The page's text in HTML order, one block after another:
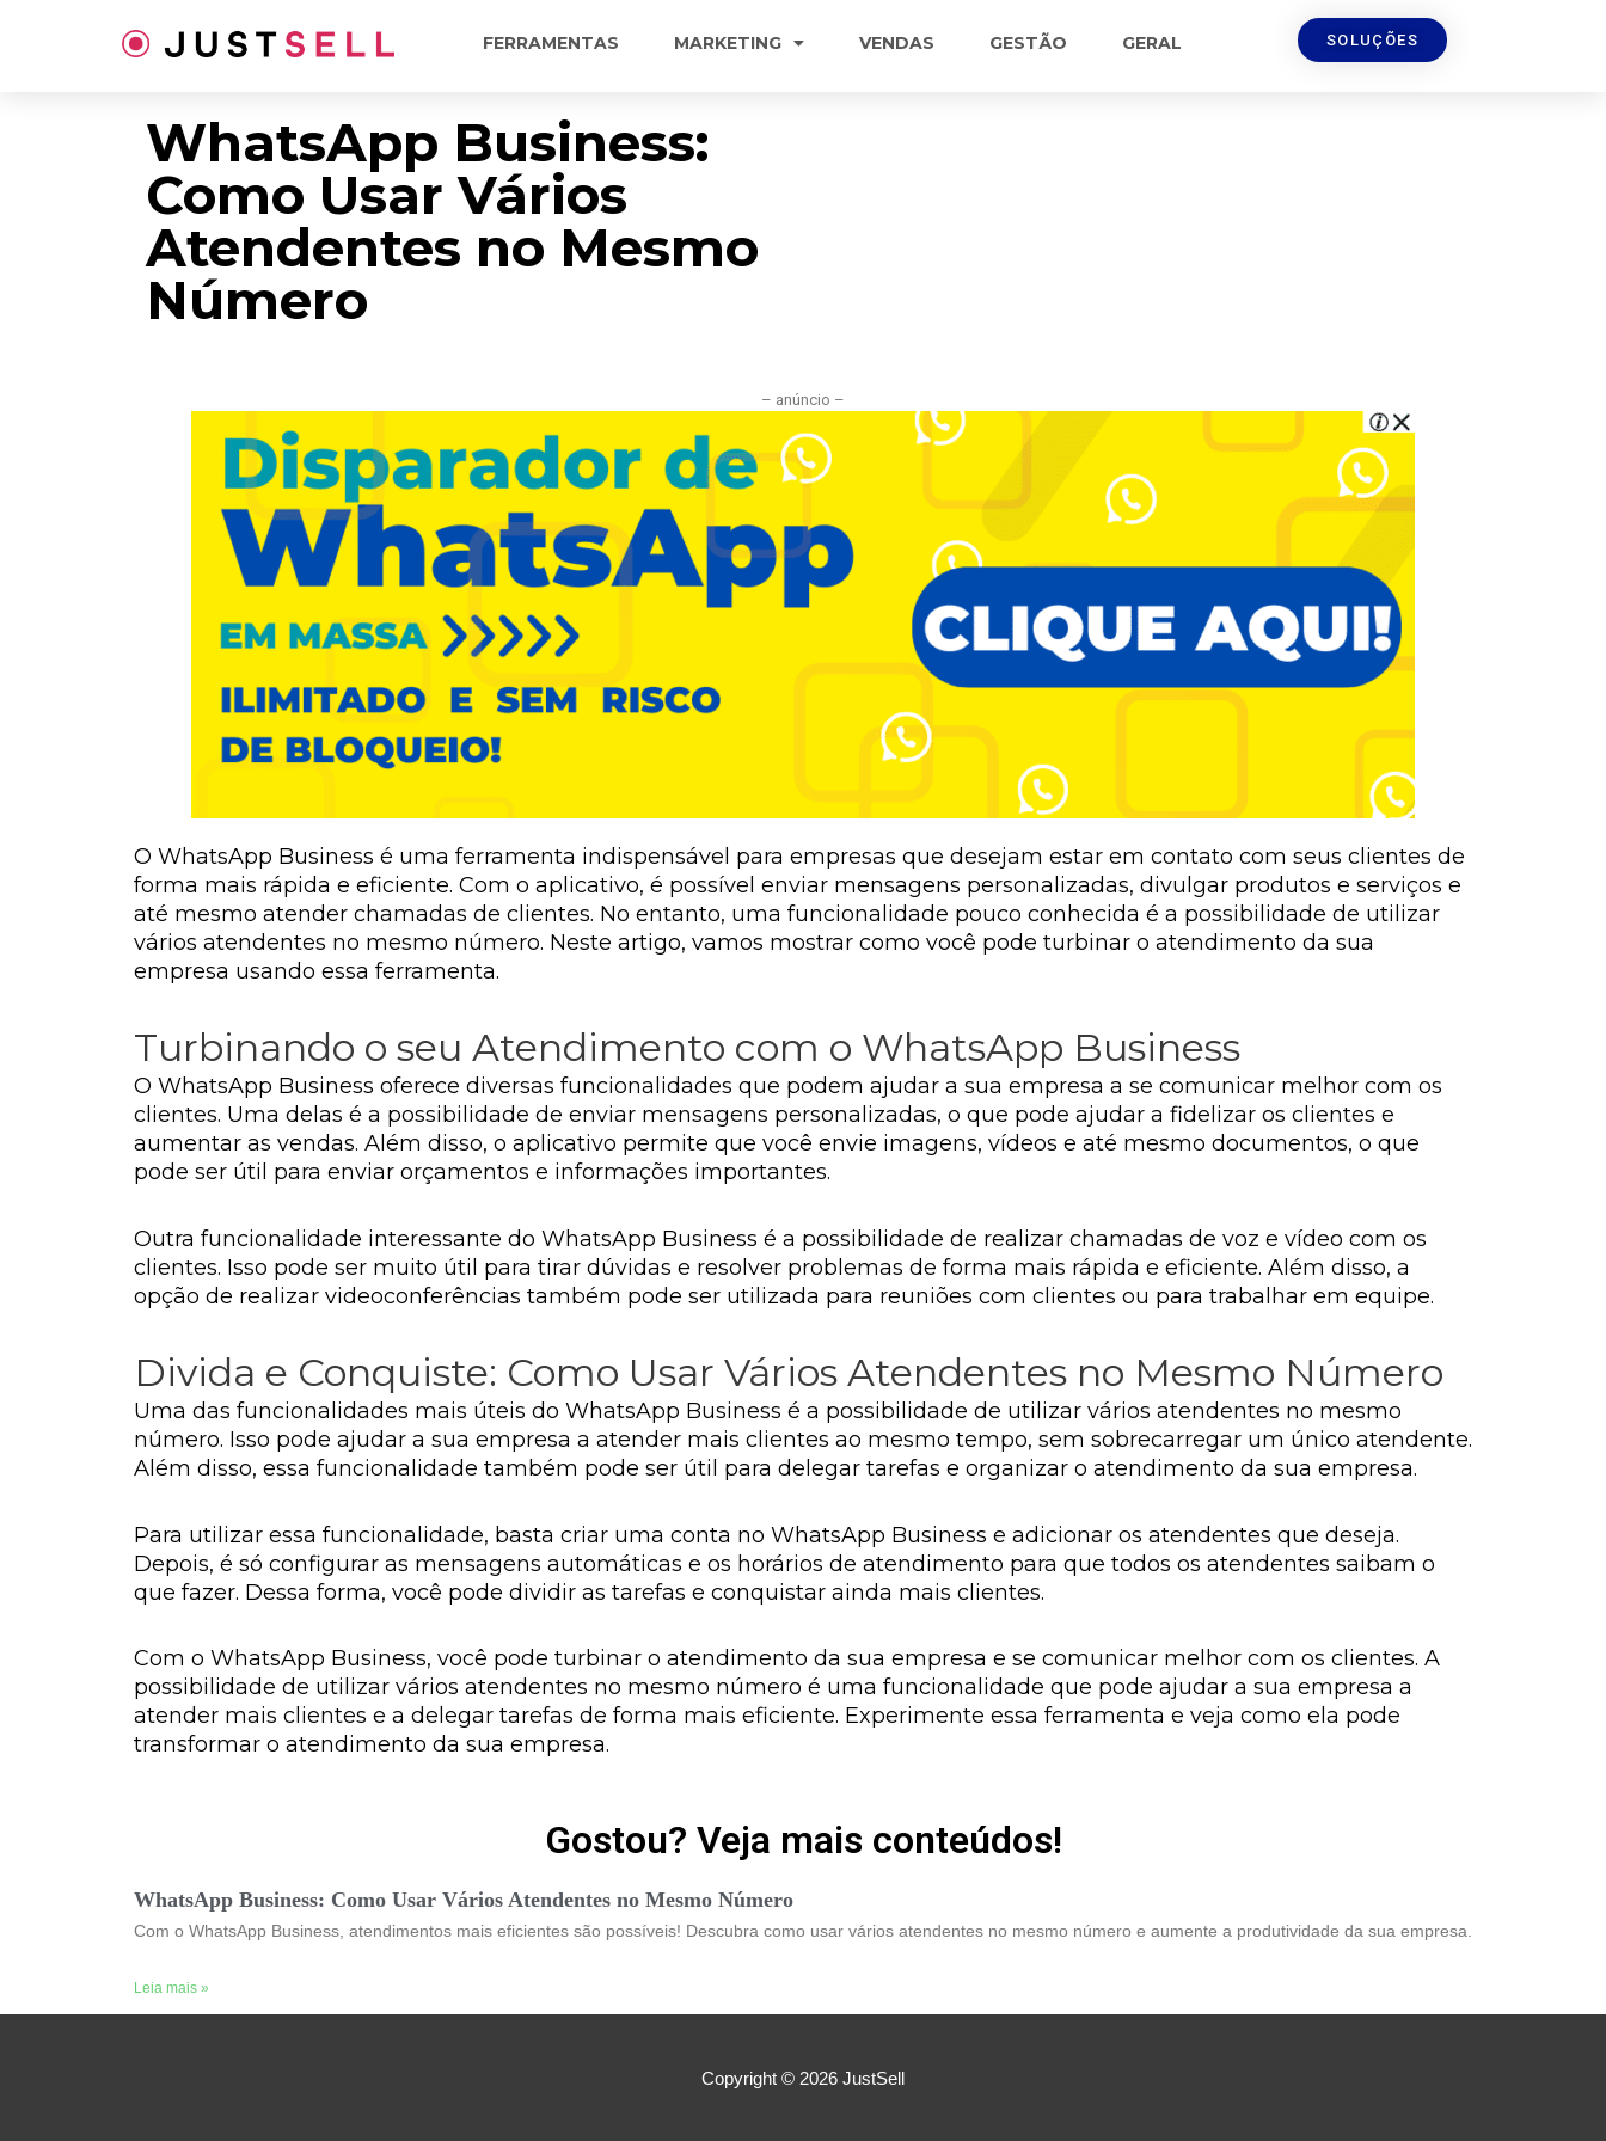
FERRAMENTAS MARKETING VENDAS GESTÃO GERAL SOLUÇÕES
WhatsApp Business:
Como Usar Vários
Atendentes no Mesmo
Número
– anúncio –
O WhatsApp Business é uma ferramenta indispensável para empresas que desejam estar em contato com seus clientes de
forma mais rápida e eficiente. Com o aplicativo, é possível enviar mensagens personalizadas, divulgar produtos e serviços e
até mesmo atender chamadas de clientes. No entanto, uma funcionalidade pouco conhecida é a possibilidade de utilizar
vários atendentes no mesmo número. Neste artigo, vamos mostrar como você pode turbinar o atendimento da sua
empresa usando essa ferramenta.
Turbinando o seu Atendimento com o WhatsApp Business
O WhatsApp Business oferece diversas funcionalidades que podem ajudar a sua empresa a se comunicar melhor com os
clientes. Uma delas é a possibilidade de enviar mensagens personalizadas, o que pode ajudar a fidelizar os clientes e
aumentar as vendas. Além disso, o aplicativo permite que você envie imagens, vídeos e até mesmo documentos, o que
pode ser útil para enviar orçamentos e informações importantes.
Outra funcionalidade interessante do WhatsApp Business é a possibilidade de realizar chamadas de voz e vídeo com os
clientes. Isso pode ser muito útil para tirar dúvidas e resolver problemas de forma mais rápida e eficiente. Além disso, a
opção de realizar videoconferências também pode ser utilizada para reuniões com clientes ou para trabalhar em equipe.
Divida e Conquiste: Como Usar Vários Atendentes no Mesmo Número
Uma das funcionalidades mais úteis do WhatsApp Business é a possibilidade de utilizar vários atendentes no mesmo
número. Isso pode ajudar a sua empresa a atender mais clientes ao mesmo tempo, sem sobrecarregar um único atendente.
Além disso, essa funcionalidade também pode ser útil para delegar tarefas e organizar o atendimento da sua empresa.
Para utilizar essa funcionalidade, basta criar uma conta no WhatsApp Business e adicionar os atendentes que deseja.
Depois, é só configurar as mensagens automáticas e os horários de atendimento para que todos os atendentes saibam o
que fazer. Dessa forma, você pode dividir as tarefas e conquistar ainda mais clientes.
Com o WhatsApp Business, você pode turbinar o atendimento da sua empresa e se comunicar melhor com os clientes. A
possibilidade de utilizar vários atendentes no mesmo número é uma funcionalidade que pode ajudar a sua empresa a
atender mais clientes e a delegar tarefas de forma mais eficiente. Experimente essa ferramenta e veja como ela pode
transformar o atendimento da sua empresa.
Gostou? Veja mais conteúdos!
WhatsApp Business: Como Usar Vários Atendentes no Mesmo Número
Com o WhatsApp Business, atendimentos mais eficientes são possíveis! Descubra como usar vários atendentes no mesmo número e aumente a produtividade da sua empresa.
Leia mais »
Copyright © 2026 JustSell